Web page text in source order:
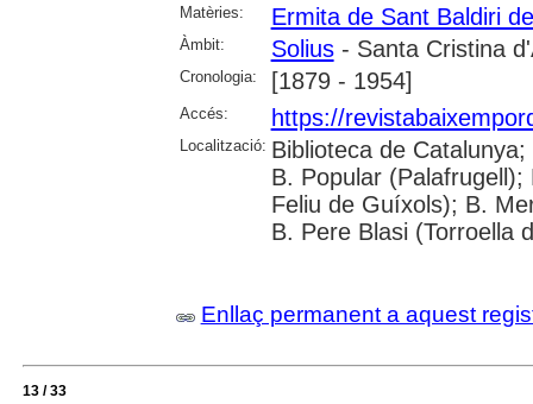
Matèries: Ermita de Sant Baldiri
Àmbit: Solius- Santa Cristina
Cronologia: [1879 - 1954]
Accés: https://
Localització: Biblioteca de
B. Popular
Feliu de Guíxols); B.
B. Pere Blasi (Torroella
Enllaç permanent a aquest
13 / 33